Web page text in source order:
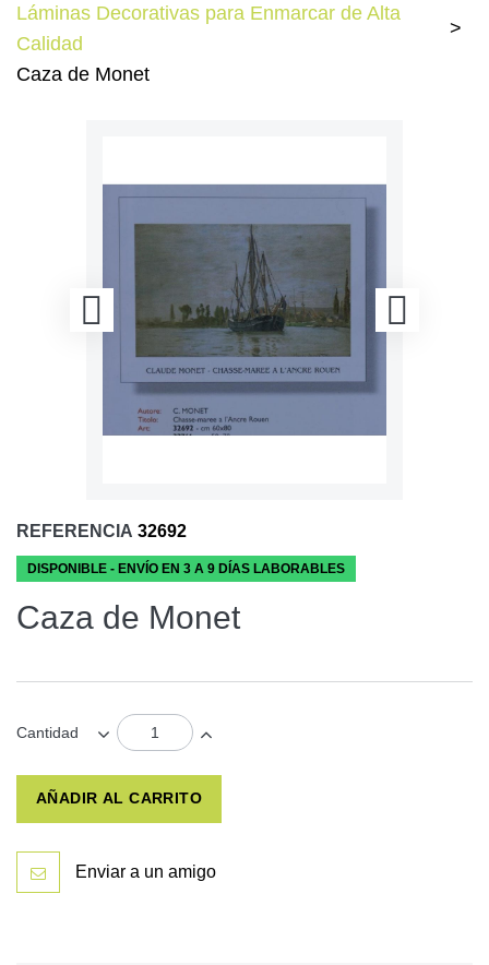
Láminas Decorativas para Enmarcar de Alta
Calidad
Caza de Monet
REFERENCIA 32692
DISPONIBLE - ENVÍO EN 3 A 9 DÍAS LABORABLES
Caza de Monet
Cantidad
AÑADIR AL CARRITO
Enviar a un amigo